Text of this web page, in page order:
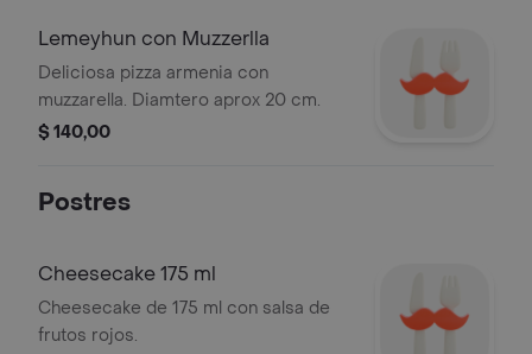
Lemeyhun con Muzzerlla
Deliciosa pizza armenia con
muzzarella. Diamtero aprox 20 cm.
$ 140,00
Postres
Cheesecake 175 ml
Cheesecake de 175 ml con salsa de
frutos rojos.